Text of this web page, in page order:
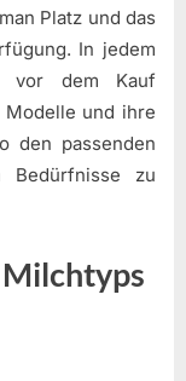
Platz und das
In jedem
vor dem Kauf
und ihre
den passenden
Bedürfnisse zu